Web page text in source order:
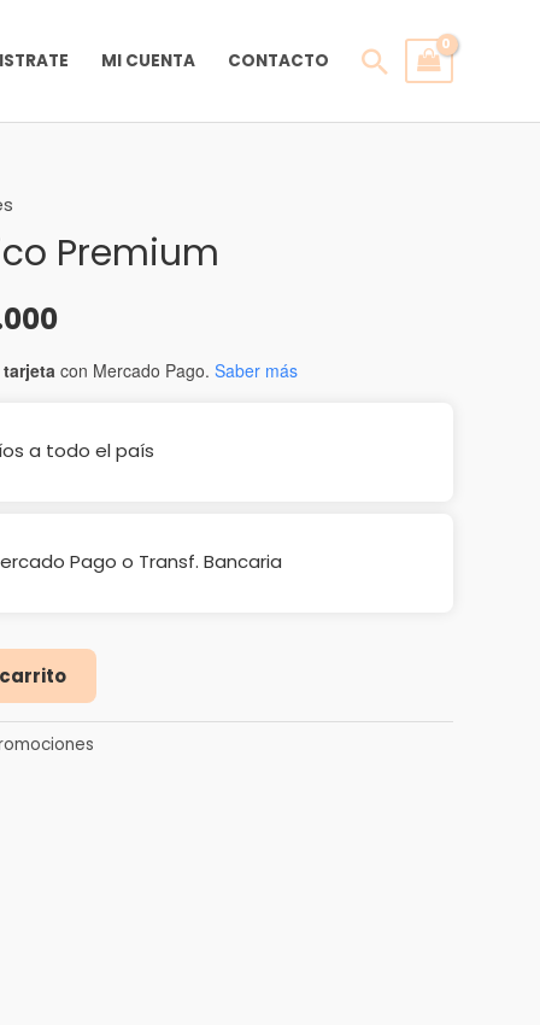
MI CUENTA CONTACTO Buscar
Premium
precio
actual
es:
con Mercado Pago. Saber más
a todo el país
Pago o Transf. Bancaria